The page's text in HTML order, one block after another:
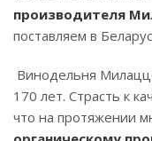
производителя
поставляем в
Винодельня
170 лет. Страсть к
что на протяжении